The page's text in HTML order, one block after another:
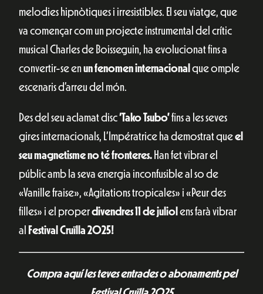
melodies hipnòtiques i irresistibles. El seu viatge, que
va començar com un projecte instrumental del crític
musical Charles de Boisseguin, ha evolucionat fins a
convertir-se enun fenomen internacional que omple
escenaris d’arreu del món.
Des del seu aclamat disc‘Tako Tsubo’fins a les seves
gires internacionals, L’Impératrice ha demostrat queel
seu magnetisme no té fronteres. Han fet vibrar el
públic amb la seva energia inconfusible al so de
«Vanille fraise», «Agitations tropicales» i «Peur des
filles» i el properdivendres 11 de juliol ens farà vibrar
al Festival Cruïlla 2025!
Compra aquí les teves entrades o abonaments pel